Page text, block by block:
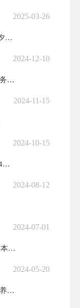
2025-03-26
安定区：提升养老服务 守护幸福“夕阳红”
2024-12-10
关于印发《关于进一步促进养老服务消费 提升老年人生活品质的若干措施》...
2024-11-15
2024-10-15
民政部等四部门发文 部署开展2024年全国敬老养老助老公益广告作品征...
2024-08-12
2024-07-01
安定区全面完成2024年城乡居民基本养老保险特殊困难群体首批代缴工作
2024-05-20
民政部相关负责人介绍《关于加强养老机构预收费监管的指导意见》有关情况